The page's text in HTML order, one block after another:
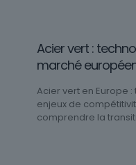
Acier vert :
marché
Acier vert en Europe
enjeux de
comprendre la